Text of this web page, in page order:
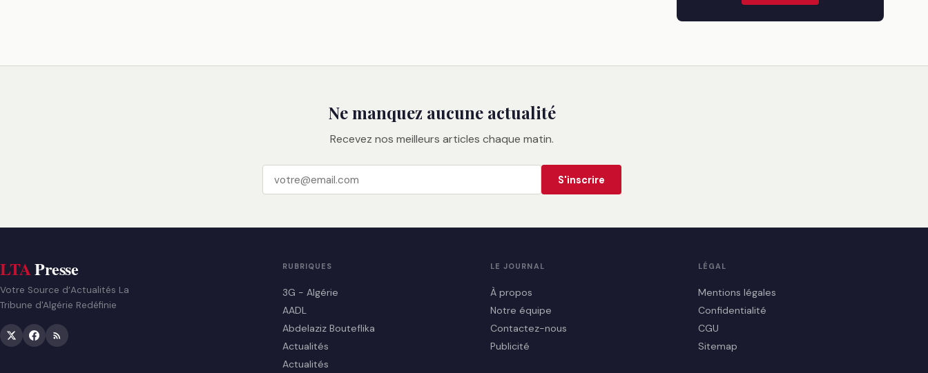
Ne manquez aucune actualité
Recevez nos meilleurs articles chaque matin.
S'inscrire
LTAPresse
Votre Source d’Actualités La
Tribune d'Algérie Redéfinie
RUBRIQUES
3G - Algérie
AADL
Abdelaziz Bouteflika
Actualités
Actualités
LE JOURNAL
À propos
Notre équipe
Contactez-nous
Publicité
LÉGAL
Mentions légales
Confidentialité
CGU
Sitemap